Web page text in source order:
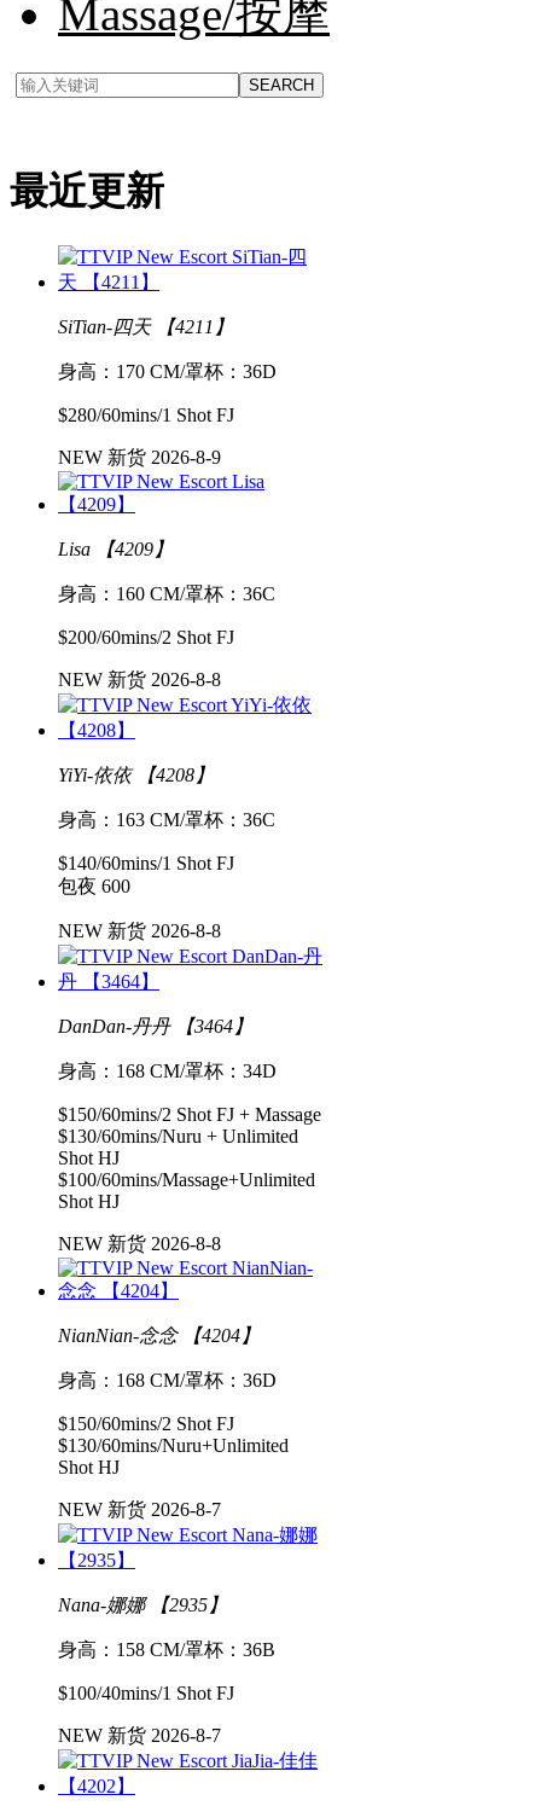
Massage/按摩
SEARCH
最近更新
SiTian-四天 【4211】
身高：170 CM/罩杯：36D
$280/60mins/1 Shot FJ
NEW 新货 2026-8-9
Lisa 【4209】
身高：160 CM/罩杯：36C
$200/60mins/2 Shot FJ
NEW 新货 2026-8-8
YiYi-依依 【4208】
身高：163 CM/罩杯：36C
$140/60mins/1 Shot FJ
包夜 600
NEW 新货 2026-8-8
DanDan-丹丹 【3464】
身高：168 CM/罩杯：34D
$150/60mins/2 Shot FJ + Massage
$130/60mins/Nuru + Unlimited
Shot HJ
$100/60mins/Massage+Unlimited
Shot HJ
NEW 新货 2026-8-8
NianNian-念念 【4204】
身高：168 CM/罩杯：36D
$150/60mins/2 Shot FJ
$130/60mins/Nuru+Unlimited
Shot HJ
NEW 新货 2026-8-7
Nana-娜娜 【2935】
身高：158 CM/罩杯：36B
$100/40mins/1 Shot FJ
NEW 新货 2026-8-7